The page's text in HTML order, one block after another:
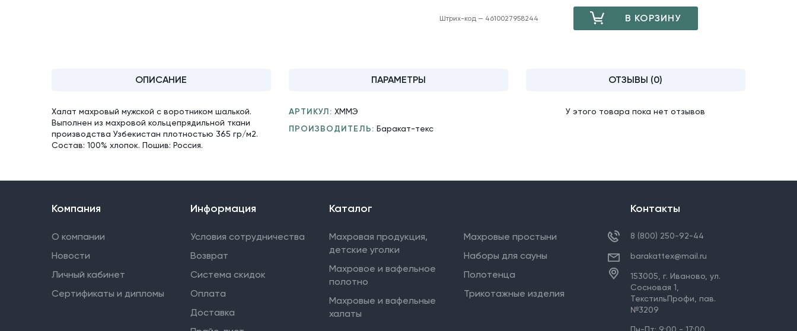
Штрих-код — 4610027958244 В КОРЗИНУ
ОПИСАНИЕ
Халат махровый мужской с воротником шалькой.
Выполнен из махровой кольцепрядильной ткани
производства Узбекистан плотностью 365 гр/м2.
Состав: 100% хлопок. Пошив: Россия.
ПАРАМЕТРЫ
АРТИКУЛ: ХММЭ
ПРОИЗВОДИТЕЛЬ: Баракат-текс
ОТЗЫВЫ (0)
У этого товара пока нет отзывов
Компания
О компании
Новости
Личный кабинет
Сертификаты и дипломы
Информация
Условия сотрудничества
Возврат
Система скидок
Оплата
Доставка
Каталог
Махровая продукция,
детские уголки
Махровое и вафельное
полотно
Махровые и вафельные
халаты
Махровые простыни
Наборы для сауны
Полотенца
Трикотажные изделия
Контакты
8 (800) 250-92-44
barakattex@mail.ru
153005, г. Иваново ул.
Сосновая 1,
ТекстильПрофи, пав.
№3209